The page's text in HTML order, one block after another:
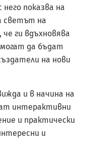
показва на
светът на
ги вдъхновява
да бъдат
на нови
и в начина на
интерактивни
и практически
и